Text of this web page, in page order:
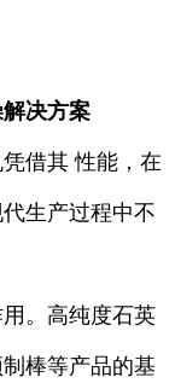
决方案
借其 性能，在
生产过程中不
用。高纯度石英
棒等产品的基